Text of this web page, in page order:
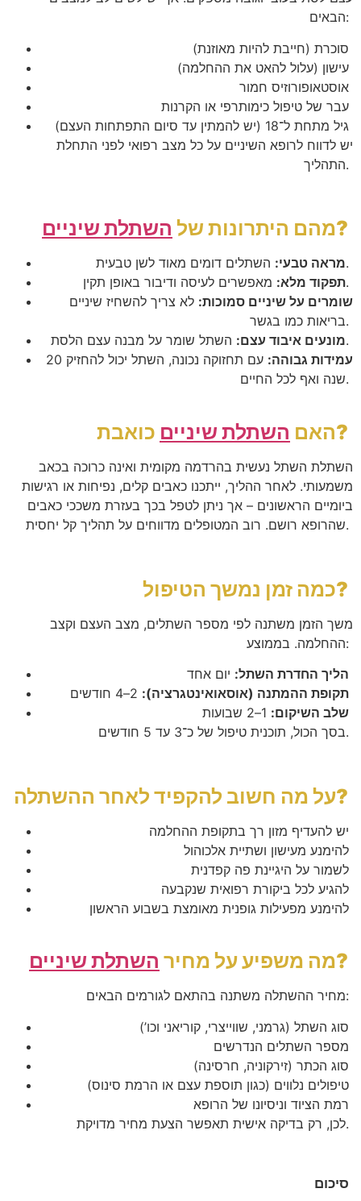
הבאים:
סוכרת (חייבת להיות מאוזנת)
עישון (עלול להאט את ההחלמה)
אוסטאופורוזיס חמור
עבר של טיפול כימותרפי או הקרנות
גיל מתחת ל־18 (יש להמתין עד סיום התפתחות העצם)
יש לדווח לרופא השיניים על כל מצב רפואי לפני התחלת
התהליך.
מהם היתרונות של השתלת שיניים ?
מראה טבעי:השתלים דומים מאוד לשן טבעית.
תפקוד מלא:מאפשרים לעיסה ודיבור באופן תקין.
שומרים על שיניים סמוכות: לא צריך להשחיז שיניים
בריאות כמו בגשר.
מונעים איבוד עצם:השתל שומר על מבנה עצם הלסת.
עמידות גבוהה:
עם תחזוקה נכונה, השתל יכול להחזיק 20
שנה ואף לכל החיים.
האם השתלת שיניים כואבת?
השתלת השתל נעשית בהרדמה מקומית ואינה כרוכה בכאב
משמעותי. לאחר ההליך, ייתכנו כאבים קלים, נפיחות או רגישות
ביומיים הראשונים – אך ניתן לטפל בכך בעזרת משככי כאבים
שהרופא רושם. רוב המטופלים מדווחים על תהליך קל יחסית.
כמה זמן נמשך הטיפול?
משך הזמן משתנה לפי מספר השתלים, מצב העצם וקצב
ההחלמה. בממוצע:
הליך החדרת השתל: יום אחד
תקופת ההמתנה (אוסאואינטגרציה):
שלב השיקום:
בסך הכול, תוכנית טיפול של כ־3 עד 5 חודשים.
על מה חשוב להקפיד לאחר ההשתלה?
יש להעדיף מזון רך בתקופת ההחלמה
להימנע מעישון ושתיית אלכוהול
לשמור על היגיינת פה קפדנית
להגיע לכל ביקורת רפואית שנקבעה
להימנע מפעילות גופנית מאומצת בשבוע הראשון
מה משפיע על מחיר השתלת שיניים ?
מחיר ההשתלה משתנה בהתאם לגורמים הבאים:
סוג השתל (גרמני, שווייצרי, קוריאני וכו’)
מספר השתלים הנדרשים
סוג הכתר (זירקוניה, חרסינה)
טיפולים נלווים (כגון תוספת עצם או הרמת סינוס)
רמת הציוד וניסיונו של הרופא
לכן, רק בדיקה אישית תאפשר הצעת מחיר מדויקת.
סיכום